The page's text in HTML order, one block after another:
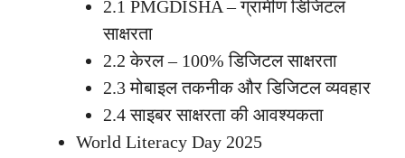
2.1 PMGDISHA – ग्रामीण डिजिटल
साक्षरता
2.2 केरल – 100% डिजिटल साक्षरता
2.3 मोबाइल तकनीक और डिजिटल व्यवहार
2.4 साइबर साक्षरता की आवश्यकता
World Literacy Day 2025